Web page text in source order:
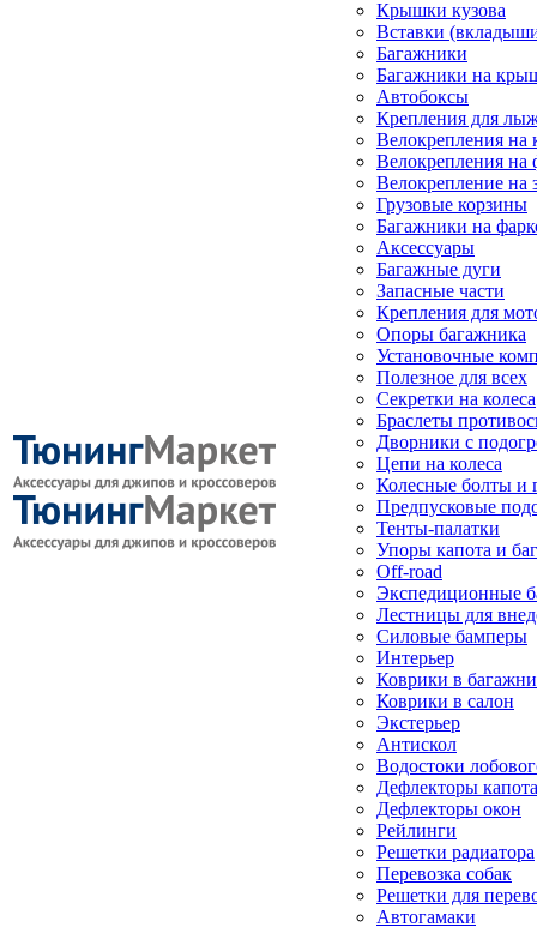
Крышки кузова
Вставки
Багажники
Багажники на
Автобоксы
Крепления для
Велокрепления
Велокрепления на
Велокрепление на
Грузовые корзины
Багажники на
Аксессуары
Багажные дуги
Запасные части
Крепления для
Опоры багажника
Установочные
Полезное для всех
Секретки на колеса
Браслеты
Дворники с
Цепи на колеса
Колесные болты и
Предпусковые
Тенты-палатки
Упоры капота и
Off-road
Экспедиционные
Лестницы для
Силовые бамперы
Интерьер
Коврики в
Коврики в салон
Экстерьер
Антискол
Водостоки
Дефлекторы капота
Дефлекторы окон
Рейлинги
Решетки радиатора
Перевозка собак
Решетки для
Автогамаки